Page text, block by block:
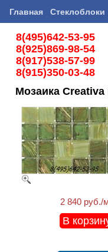
Главная Стеклоблоки
8(495)642-53-95
8(925)869-98-54
8(917)538-57-99
8(915)350-03-48
Мозаика
2 840 руб./
В